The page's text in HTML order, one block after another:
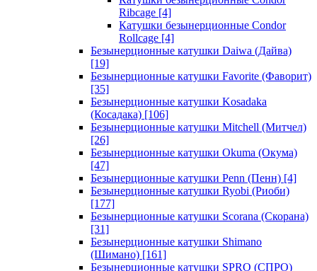
Ribcage [4]
Катушки безынерционные Condor
Rollcage [4]
Безынерционные катушки Daiwa (Дайва)
[19]
Безынерционные катушки Favorite (Фаворит)
[35]
Безынерционные катушки Kosadaka
(Косадака) [106]
Безынерционные катушки Mitchell (Митчел)
[26]
Безынерционные катушки Okuma (Окума)
[47]
Безынерционные катушки Penn (Пенн) [4]
Безынерционные катушки Ryobi (Риоби)
[177]
Безынерционные катушки Scorana (Скорана)
[31]
Безынерционные катушки Shimano
(Шимано) [161]
Безынерционные катушки SPRO (СПРО)